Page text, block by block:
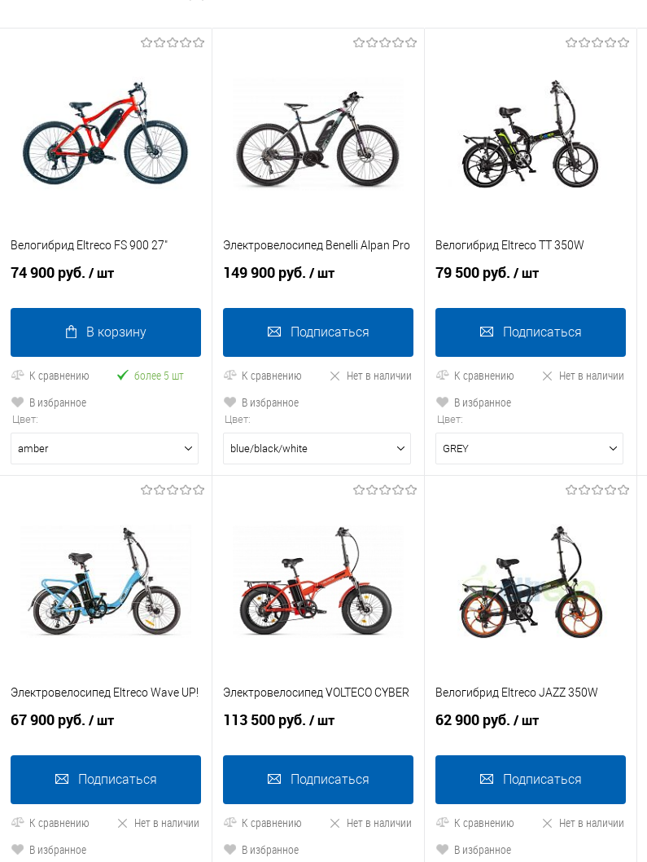
Велогибрид Eltreco FS 900 27"
74 900 руб. / шт
В корзину
К сравнению
более 5 шт
В избранное
Цвет:
amber
Электровелосипед Benelli Alpan Pro
149 900 руб. / шт
Подписаться
К сравнению
Нет в наличии
В избранное
Цвет:
blue/black/white
Велогибрид Eltreco TT 350W
79 500 руб. / шт
Подписаться
К сравнению
Нет в наличии
В избранное
Цвет:
GREY
Электровелосипед Eltreco Wave UP!
67 900 руб. / шт
Подписаться
К сравнению
Нет в наличии
В избранное
Электровелосипед VOLTECO CYBER
113 500 руб. / шт
Подписаться
К сравнению
Нет в наличии
В избранное
Велогибрид Eltreco JAZZ 350W
62 900 руб. / шт
Подписаться
К сравнению
Нет в наличии
В избранное